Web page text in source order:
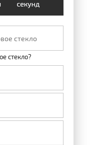
стекло?